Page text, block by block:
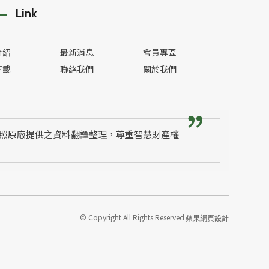
Link
最新消息
會員專區
聯絡我們 關於我們
原廠提供之資料翻譯整理，尊重智慧財產權
© Copyright All Rights Reserved蘋果網頁設計